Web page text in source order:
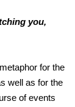
you,
for the
well as for the
of events